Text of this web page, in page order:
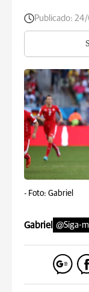
Publicado: 24/
- Foto: Gabriel
Gabriel @Siga-